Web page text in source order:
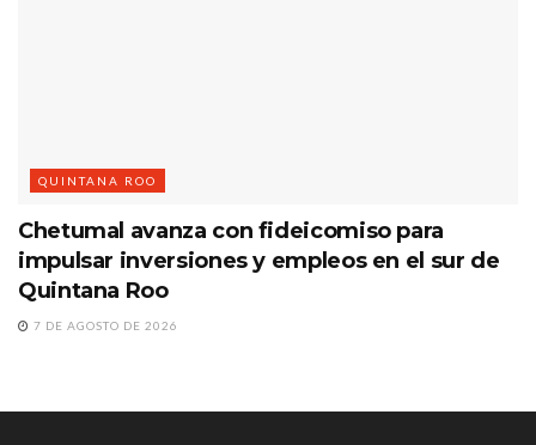
QUINTANA ROO
Chetumal avanza con fideicomiso para
impulsar inversiones y empleos en el sur de
Quintana Roo
7 DE AGOSTO DE 2026